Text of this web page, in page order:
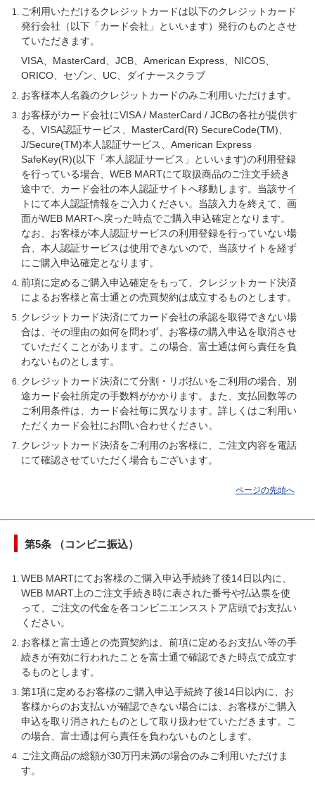
ご利用いただけるクレジットカードは以下のクレジットカード
発行会社（以下「カード会社」といいます）発行のものとさせ
ていただきます。
VISA、MasterCard、JCB、American Express、NICOS、
ORICO、セゾン、UC、
ダイナースクラブ
お客様本人名義のクレジットカードのみご利用いただけます。
お客様がカード会社にVISA / MasterCard / JCBの各社が提供す
る、VISA認証サービス、MasterCard(R) SecureCode(TM)、
J/Secure(TM)本人認証サービス、American Express
SafeKey(R)(以下「本人認証サービス」といいます)の利用登録
を行っている場合、WEB MARTにて取扱商品のご注文手続き
途中で、カード会社の本人認証サイトへ移動します。当該サイ
トにて本人認証情報をご入力ください。当該入力を終えて、画
面がWEB MARTへ戻った時点でご購入申込確定となります。
なお、お客様が本人認証サービスの利用登録を行っていない場
合、本人認証サービスは使用できないので、当該サイトを経ず
にご購入申込確定となります。
前項に定めるご購入申込確定をもって、クレジットカード決済
によるお客様と富士通との売買契約は成立するものとします。
クレジットカード決済にてカード会社の承認を取得できない場
合は、その理由の如何を問わず、お客様の購入申込を取消させ
ていただくことがあります。この場合、富士通は何ら責任を負
わないものとします。
クレジットカード決済にて分割・リボ払いをご利用の場合、別
途カード会社所定の手数料がかかります。また、支払回数等の
ご利用条件は、カード会社毎に異なります。詳しくはご利用い
ただくカード会社にお問い合わせください。
クレジットカード決済をご利用のお客様に、ご注文内容を電話
にて確認させていただく場合もございます。
ページの先頭へ
第5条 （コンビニ振込）
WEB MARTにてお客様のご購入申込手続終了後14日以内に、
WEB MART上のご注文手続き時に表された番号や払込票を使
って、ご注文の代金を各コンビニエンスストア店頭でお支払い
ください。
お客様と富士通との売買契約は、前項に定めるお支払い等の手
続きが有効に行われたことを富士通で確認できた時点で成立す
るものとします。
第1項に定めるお客様のご購入申込手続終了後14日以内に、お
客様からのお支払いが確認できない場合には、お客様がご購入
申込を取り消されたものとして取り扱わせていただきます。こ
の場合、富士通は何ら責任を負わないものとします。
ご注文商品の総額が30万円未満の場合のみご利用いただけま
す。